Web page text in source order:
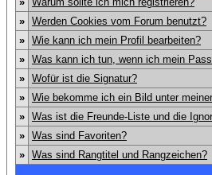
» Werden Cookies vom Forum benutzt?
» Wie kann ich mein Profil bearbeiten?
» Was kann ich tun, wenn ich mein
» Wofür ist die Signatur?
» Wie bekomme ich ein Bild unter
» Was ist die Freunde-Liste und die
» Was sind Favoriten?
» Was sind Rangtitel und Rangzeichen?